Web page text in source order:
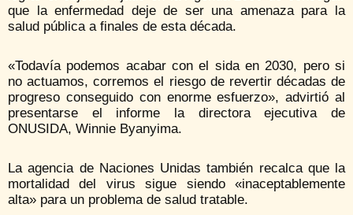
que la enfermedad deje de ser una amenaza para la
salud pública a finales de esta década.
«Todavía podemos acabar con el sida en 2030, pero si
no actuamos, corremos el riesgo de revertir décadas de
progreso conseguido con enorme esfuerzo», advirtió al
presentarse el informe la directora ejecutiva de
ONUSIDA, Winnie Byanyima.
La agencia de Naciones Unidas también recalca que la
mortalidad del virus sigue siendo «inaceptablemente
alta» para un problema de salud tratable.